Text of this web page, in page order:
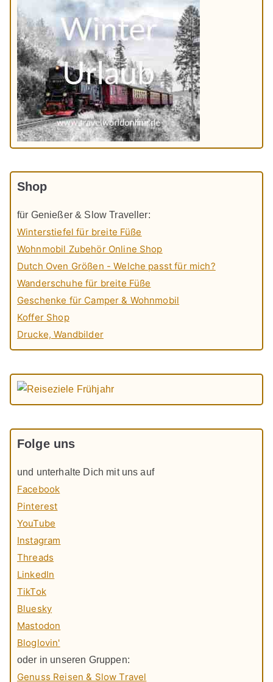
Shop
für Genießer & Slow Traveller:
Winterstiefel für breite Füße
Wohnmobil Zubehör Online Shop
Dutch Oven Größen - Welche passt für mich?
Wanderschuhe für breite Füße
Geschenke für Camper & Wohnmobil
Koffer Shop
Drucke, Wandbilder
Folge uns
und unterhalte Dich mit uns auf
Facebook
Pinterest
YouTube
Instagram
Threads
LinkedIn
TikTok
Bluesky
Mastodon
Bloglovin'
oder in unseren Gruppen:
Genuss Reisen & Slow Travel